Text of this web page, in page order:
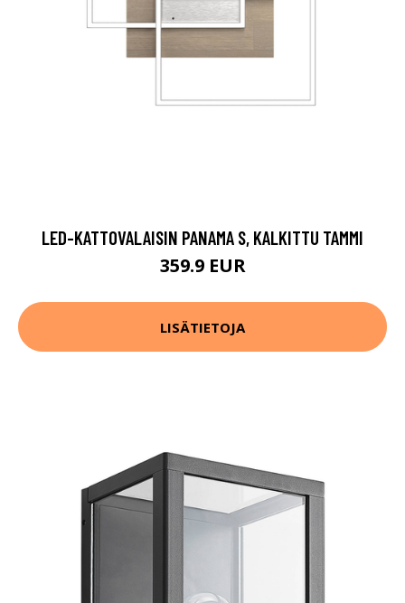
LED-KATTOVALAISIN PANAMA S, KALKITTU TAMMI
359.9 EUR
LISÄTIETOJA